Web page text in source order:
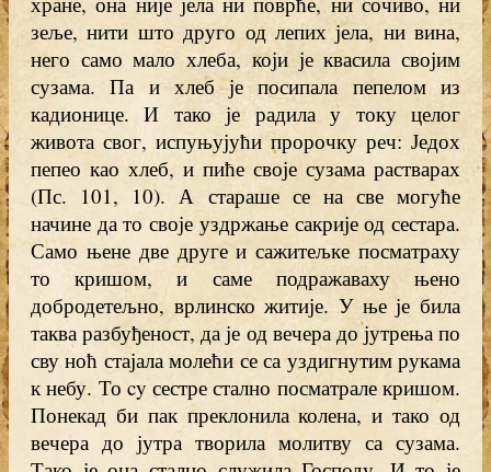
зеље, нити што друго од лепих јела, ни вина,
него само мало хлеба, који је квасила својим
сузама. Па и хлеб је посипала пепелом из
кадионице. И тако је радила у току целог
живота свог, испуњујући пророчку реч: Једох
пепео као хлеб, и пиће своје сузама растварах
(Пс. 101, 10). А стараше се на све могуће
начине да то своје уздржање сакрије од сестара.
Само њене две друге и сажитељке посматраху
то кришом, и саме подражаваху њено
добродетељно, врлинско житије. У ње је била
таква разбуђеност, да је од вечера до јутрења по
сву ноћ стајала молећи се са уздигнутим рукама
к небу. То cy сестре стално посматрале кришом.
Понекад би пак преклонила колена, и тако од
вечера до јутра творила молитву са сузама.